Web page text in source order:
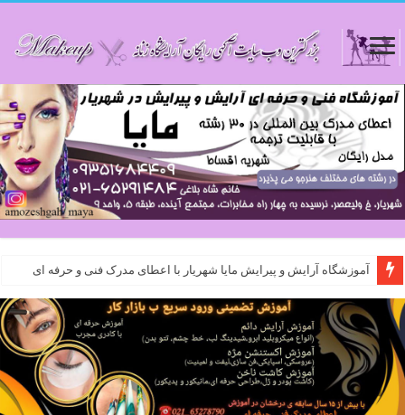
آموزشگاه آرایش و پیرایش مایا شهریار با اعطای مدرک فنی و حرفه ای
اموزشگاه مایا شهریار : آموزشگاه مراقبت و زیبایی در شهریار با مدیریت خانم